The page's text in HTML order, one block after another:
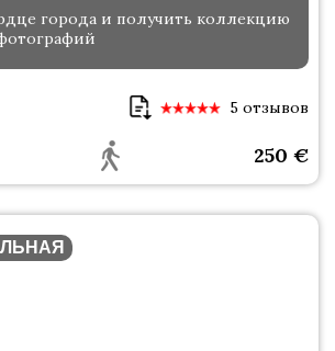
города и получить коллекцию
5 отзывов
250 €